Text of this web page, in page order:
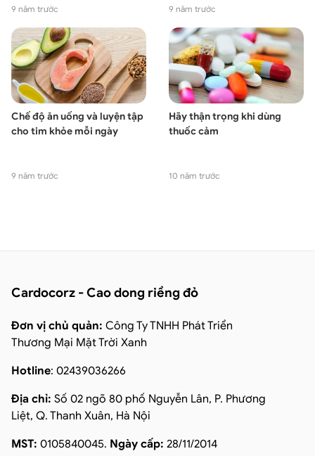
9 năm trước 9 năm trước
Chế độ ăn uống và luyện tập
cho tim khỏe mỗi ngày
9 năm trước
Hãy thận trọng khi dùng
thuốc cảm
10 năm trước
Cardocorz - Cao dong riềng đỏ
Đơn vị chủ quản: Công Ty TNHH Phát Triển
Thương Mại Mặt Trời Xanh
Hotline: 02439036266
Địa chỉ: Số 02 ngõ 80 phố Nguyễn Lân, P. Phương
Liệt, Q. Thanh Xuân, Hà Nội
MST: 0105840045. Ngày cấp: 28/11/2014